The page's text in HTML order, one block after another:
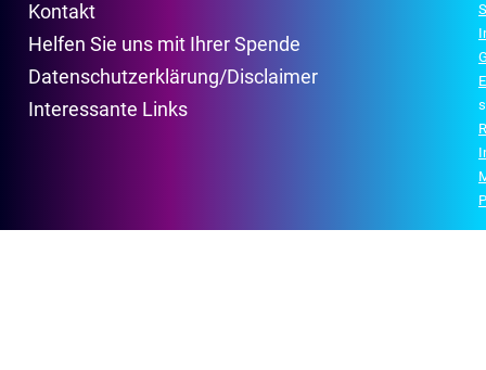
Kontakt
Helfen Sie uns mit Ihrer Spende
Datenschutzerklärung/Disclaimer
Interessante Links